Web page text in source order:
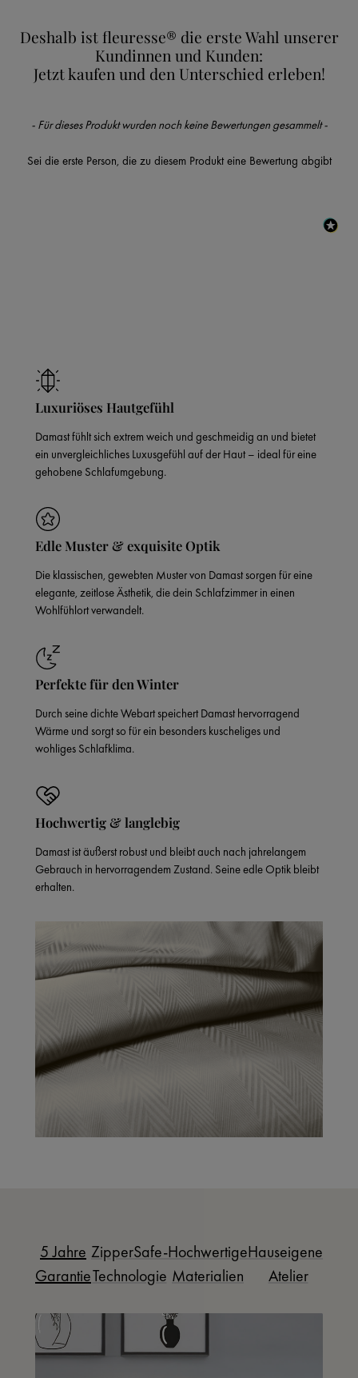
Deshalb ist fleuresse® die erste Wahl unserer
Kundinnen und Kunden:
Jetzt kaufen und den Unterschied erleben!
- Für dieses Produkt wurden noch keine Bewertungen gesammelt -
Sei die erste Person, die zu diesem Produkt eine Bewertung abgibt
New content loaded
Luxuriöses Hautgefühl
Damast fühlt sich extrem weich und geschmeidig an und bietet
ein unvergleichliches Luxusgefühl auf der Haut – ideal für eine
gehobene Schlafumgebung.
Edle Muster & exquisite Optik
Die klassischen, gewebten Muster von Damast sorgen für eine
elegante, zeitlose Ästhetik, die dein Schlafzimmer in einen
Wohlfühlort verwandelt.
Perfekte für den Winter
Durch seine dichte Webart speichert Damast hervorragend
Wärme und sorgt so für ein besonders kuscheliges und
wohliges Schlafklima.
Hochwertig & langlebig
Damast ist äußerst robust und bleibt auch nach jahrelangem
Gebrauch in hervorragendem Zustand. Seine edle Optik bleibt
erhalten.
5 Jahre
Garantie
ZipperSafe-
Technologie
Hochwertige
Materialien
Hauseigenes
Atelier